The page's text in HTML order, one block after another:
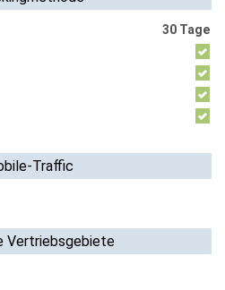
30 Tage
Traffic
Vertriebsgebiete